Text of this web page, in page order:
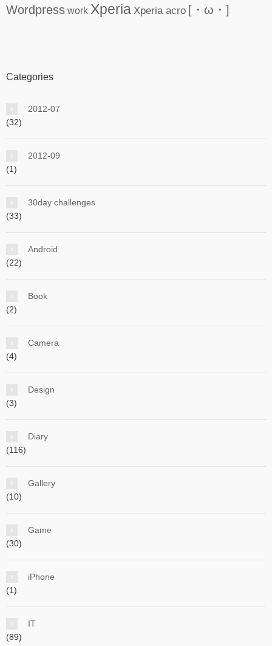
Wordpress work Xperia Xperia acro [・ω・]
Categories
2012-07
(32)
2012-09
(1)
30day challenges
(33)
Android
(22)
Book
(2)
Camera
(4)
Design
(3)
Diary
(116)
Gallery
(10)
Game
(30)
iPhone
(1)
IT
(89)